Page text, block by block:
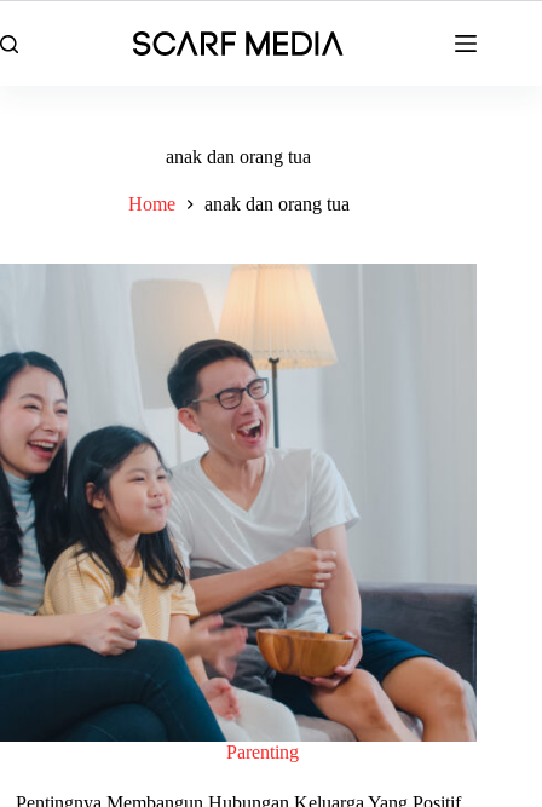
to
content
anak dan orang tua
Home anak dan orang tua
Parenting
Pentingnya Membangun Hubungan Keluarga Yang Positif